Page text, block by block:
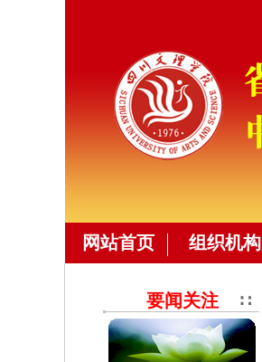
网站首页 组织机构
要闻关注